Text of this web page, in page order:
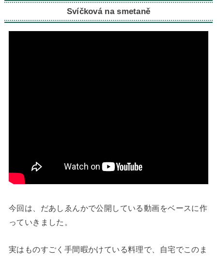
Svíčková na smetaně
今回は、だあしゑんかで公開している動画をベースに作
っていきました。
実はものすごく手間暇かけている料理で、自宅でこのま